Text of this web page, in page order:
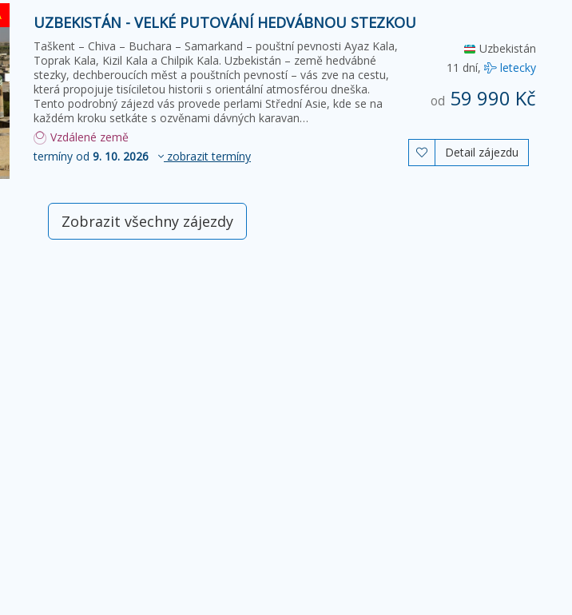
UZBEKISTÁN - VELKÉ PUTOVÁNÍ HEDVÁBNOU STEZKOU
Taškent – Chiva – Buchara – Samarkand – pouštní pevnosti Ayaz Kala,
Toprak Kala, Kizil Kala a Chilpik Kala. Uzbekistán – země hedvábné
stezky, dechberoucích měst a pouštních pevností – vás zve na cestu,
která propojuje tisíciletou historii s orientální atmosférou dneška.
Tento podrobný zájezd vás provede perlami Střední Asie, kde se na
každém kroku setkáte s ozvěnami dávných karavan…
Uzbekistán
11 dní,
letecky
od 59 990 Kč
Vzdálené země
termíny od 9. 10. 2026 zobrazit termíny  Detail zájezdu
Zobrazit všechny zájezdy